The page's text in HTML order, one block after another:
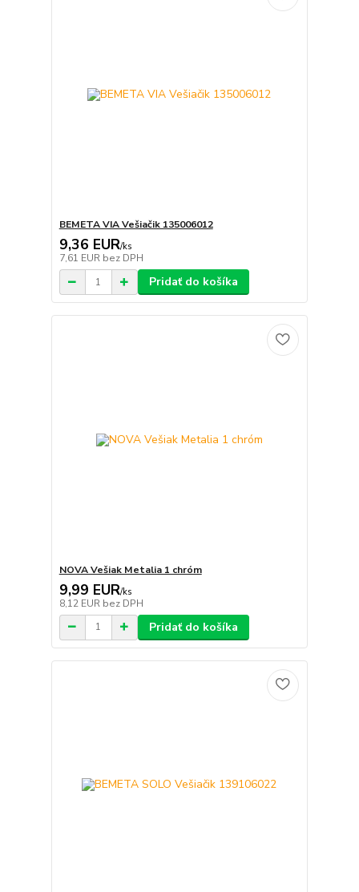
BEMETA VIA Vešiačik 135006012
9,36 EUR/ks
7,61 EUR bez DPH
Pridať do košíka
NOVA Vešiak Metalia 1 chróm
9,99 EUR/ks
8,12 EUR bez DPH
Pridať do košíka